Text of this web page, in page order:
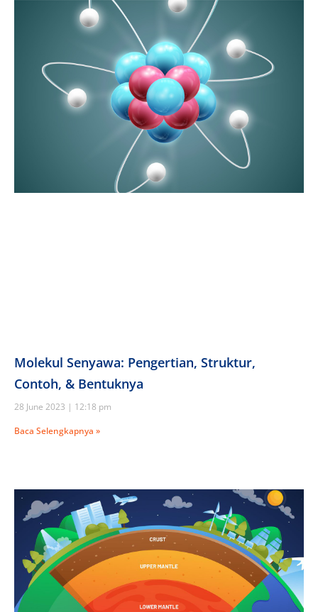
Molekul Senyawa: Pengertian, Struktur,
Contoh, & Bentuknya
28 June 2023
12:18 pm
Baca Selengkapnya »